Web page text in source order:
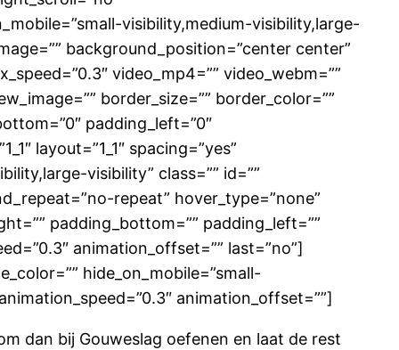
visibility,medium-visibility,large-
background_position=”center center”
video_mp4=”” video_webm=””
border_size=”” border_color=””
padding_left=”0″
layout=”1_1″ spacing=”yes”
visibility” class=”” id=””
repeat” hover_type=”none”
padding_bottom=”” padding_left=””
animation_offset=”” last=”no”]
hide_on_mobile=”small-
animation_offset=””]
dan bij Gouweslag oefenen en laat de rest